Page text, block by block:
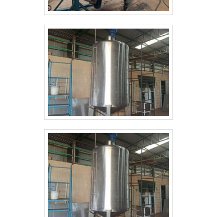
envasadora para detergente: Colaboradores proativos;
Profissionais com vasta experiência nas diversas áreas
de atuação; Trabalhadores de alta qualidade;
Máquinas que atendem as necessidades de
produtividade dos clientes e parceiros; Setups práticos
na linha fabril de indústrias de diversos segmentos;
Atendimento de todas as normativas necessárias.
QUALIDADE COMPROVADA NO SEGMENTO Na Top
Envase tem tudo que se precisa para envasadora para
detergente. São diversas opções disponibilizadas,
como máquinas envasadoras para líquidos e pastosos
e bombas de transferência. Tudo isso por ser
comprometida com os serviços e responsável,
conquistas adquiridas porque investiu em uma estrutura
que hoje conta com máquinas que atendem as
necessidades de produtividade dos clientes e parceiros
e atendimento de todas as normativas necessárias.